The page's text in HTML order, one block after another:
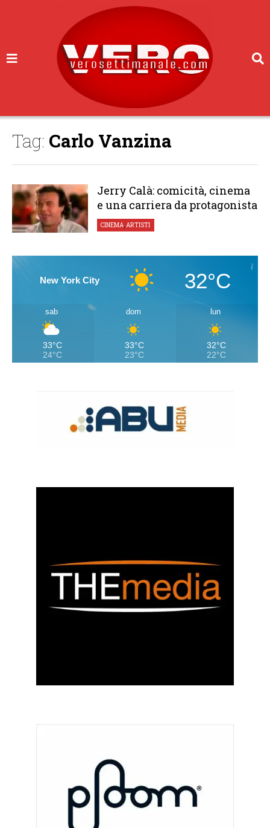
Tag: Carlo Vanzina
Jerry Calà: comicità, cinema
e una carriera da protagonista
CINEMA,ARTISTI
New York City 32°C
sab
33°C
24°C
dom
33°C
23°C
lun
32°C
22°C